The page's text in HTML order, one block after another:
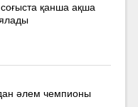
қанша ақша
әлем чемпионы